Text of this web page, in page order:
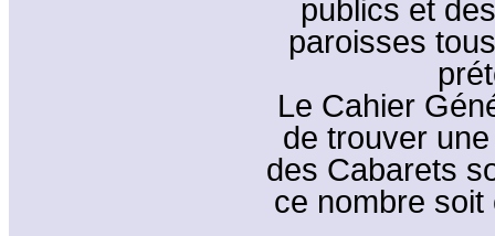
publics et
paroisses
Le Cahier
de trouver
des Cabarets
ce nombre soit